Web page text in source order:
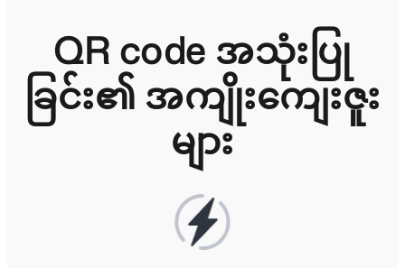
QR code အသုံးပြု
ခြင်း၏ အကျိုးကျေးဇူး
များ